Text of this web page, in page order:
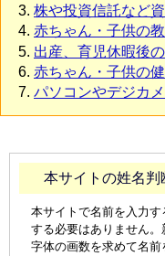
株や投資信託など
赤ちゃん・子供の
出産、育児休暇後
赤ちゃん・子供の
パソコンやデジカ
本サイトの姓名
本サイトで名前を入力
する必要はありません
字体の画数を求めて名